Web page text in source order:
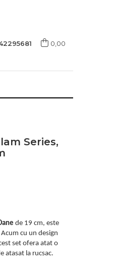
0,00
Series,
de 19 cm, este
cu un design
set ofera atat o
atasat la rucsac.